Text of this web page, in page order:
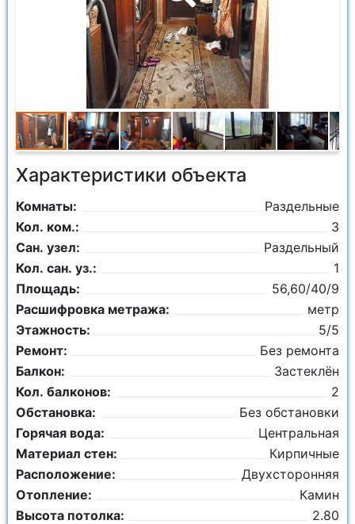
Характеристики объекта
Комнаты:
Раздельные
Кол. ком.:
3
Сан. узел:
Раздельный
Кол. сан. уз.:
1
Площадь:
56,60/40/9
Расшифровка метража:
метр
Этажность:
5/5
Ремонт:
Без ремонта
Балкон:
Застеклён
Кол. балконов:
2
Обстановка:
Без обстановки
Горячая вода:
Центральная
Материал стен:
Кирпичные
Расположение:
Двухсторонняя
Отопление:
Камин
Высота потолка:
2.80